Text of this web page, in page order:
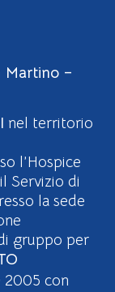
Martino –
nel territorio
l’Hospice
Servizio di
la sede
gruppo per
2005 con